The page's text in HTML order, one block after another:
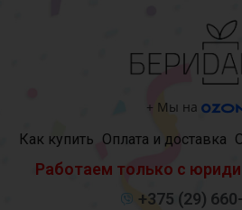
+ Мы на
Как купить Оплата и доставка
Работаем только с
+375 (29)